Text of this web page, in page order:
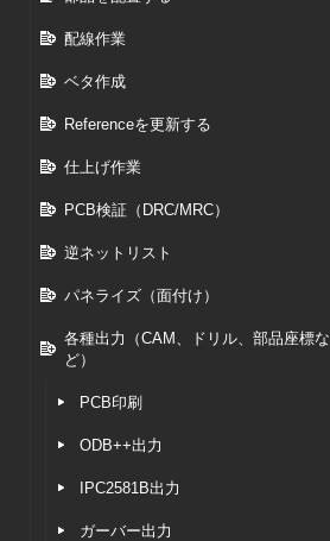
配線作業
ベタ作成
Referenceを更新する
仕上げ作業
PCB検証（DRC/MRC）
逆ネットリスト
パネライズ（面付け）
各種出力（CAM、ドリル、部品座標な
ど）
PCB印刷
ODB++出力
IPC2581B出力
ガーバー出力